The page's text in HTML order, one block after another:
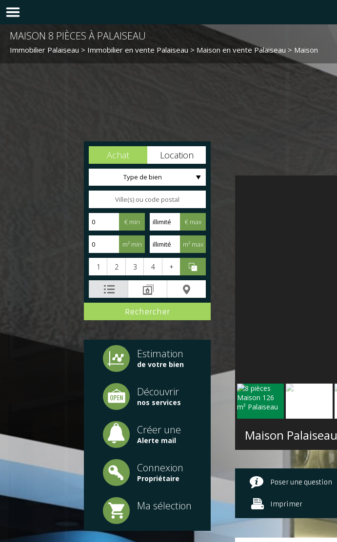
MAISON 8 PIÈCES À PALAISEAU
Immobilier Palaiseau > Immobilier en vente Palaiseau > Maison en vente Palaiseau > Maison 2209
Achat Location
Type de bien
€ min € max
m² min m² max
1 2 3 4 +
Estimation
de votre bien
Découvrir
nos services
Créer une
Alerte mail
Connexion
Propriétaire
Ma sélection
Maison Palaiseau
Poser une question
Imprimer